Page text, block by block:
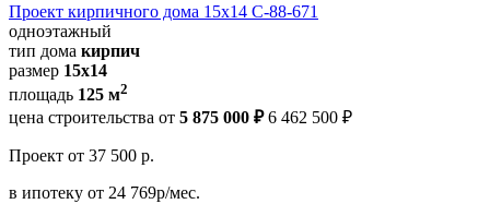
Проект кирпичного дома 15х14 С-88-671
одноэтажный
тип дома кирпич
размер 15x14
площадь 125 м2
цена строительства от 5 875 000 ₽ 6 462 500 ₽
Проект от 37 500 р.
в ипотеку от 24 769р/мес.